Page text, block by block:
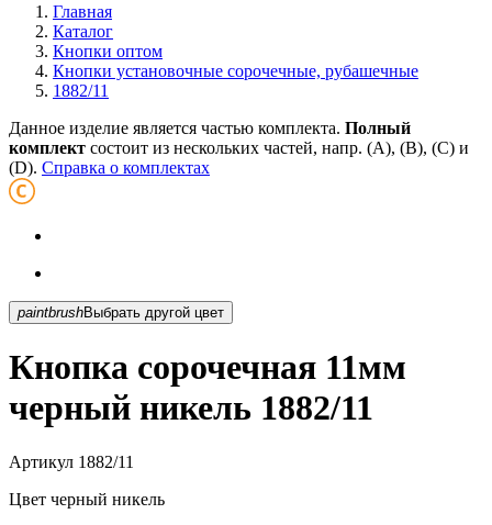
Главная
Каталог
Кнопки оптом
Кнопки установочные сорочечные, рубашечные
1882/11
Данное изделие является частью комплекта. Полный
комплект состоит из нескольких частей, напр. (А), (B), (С) и
(D). Справка о комплектах
paintbrush Выбрать другой цвет
Кнопка сорочечная 11мм
черный никель 1882/11
Артикул 1882/11
Цвет черный никель